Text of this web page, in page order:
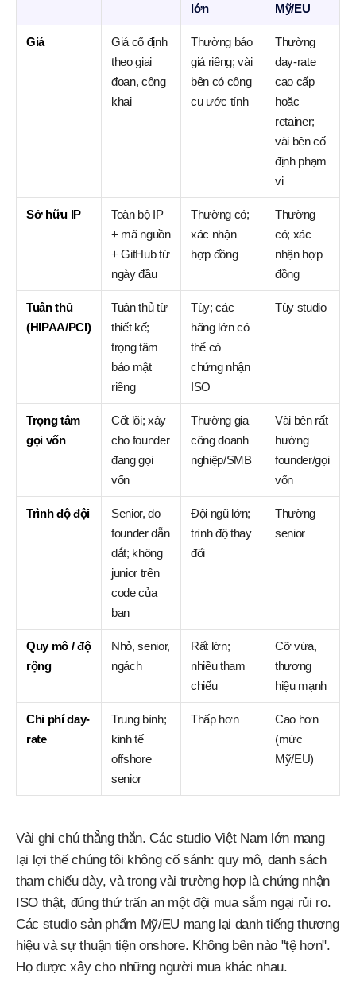
lớn Mỹ/EU
Giá
Giá cố định
theo giai
đoạn, công
khai
Thường báo
giá riêng; vài
bên có công
cụ ước tính
Thường
day-rate
cao cấp
hoặc
retainer;
vài bên cố
định phạm
vi
Sở hữu IP
Toàn bộ IP
+ mã nguồn
+ GitHub từ
ngày đầu
Thường có;
xác nhận
hợp đồng
Thường
có; xác
nhận hợp
đồng
Tuân thủ
(HIPAA/PCI)
Tuân thủ từ
thiết kế;
trọng tâm
bảo mật
riêng
Tùy; các
hãng lớn có
thể có
chứng nhận
ISO
Tùy studio
Trọng tâm
gọi vốn
Cốt lõi; xây
cho founder
đang gọi
vốn
Thường gia
công doanh
nghiệp/SMB
Vài bên rất
hướng
founder/gọi
vốn
Trình độ đội
Senior, do
founder dẫn
dắt; không
junior trên
code của
bạn
Đội ngũ lớn;
trình độ thay
đổi
Thường
senior
Quy mô / độ
rộng
Nhỏ, senior,
ngách
Rất lớn;
nhiều tham
chiếu
Cỡ vừa,
thương
hiệu mạnh
Chi phí day-
rate
Trung bình;
kinh tế
offshore
senior
Thấp hơn
Cao hơn
(mức
Mỹ/EU)
Vài ghi chú thẳng thắn. Các studio Việt Nam lớn mang
lại lợi thế chúng tôi không cố sánh: quy mô, danh sách
tham chiếu dày, và trong vài trường hợp là chứng nhận
ISO thật, đúng thứ trấn an một đội mua sắm ngại rủi ro.
Các studio sản phẩm Mỹ/EU mang lại danh tiếng thương
hiệu và sự thuận tiện onshore. Không bên nào "tệ hơn".
Họ được xây cho những người mua khác nhau.